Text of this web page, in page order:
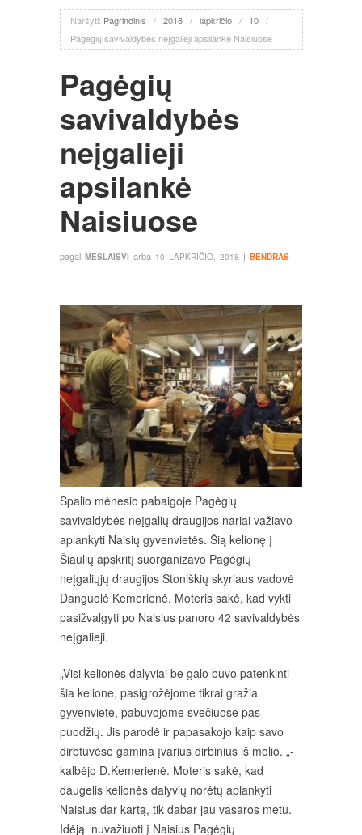
Naršyti: Pagrindinis / 2018 / lapkričio / 10 /
Pagėgių savivaldybės neįgalieji apsilankė Naisiuose
Pagėgių
savivaldybės
neįgalieji
apsilankė
Naisiuose
pagal MESLAISVI arba 10 LAPKRIČIO, 2018 į BENDRAS
Spalio mėnesio pabaigoje Pagėgių
savivaldybės neįgalių draugijos nariai važiavo
aplankyti Naisių gyvenvietės. Šią kelionę į
Šiaulių apskritį suorganizavo Pagėgių
neįgaliųjų draugijos Stoniškių skyriaus vadovė
Danguolė Kemerienė. Moteris sakė, kad vykti
pasižvalgyti po Naisius panoro 42 savivaldybės
neįgalieji.
„Visi kelionės dalyviai be galo buvo patenkinti
šia kelione, pasigrožėjome tikrai gražia
gyvenviete, pabuvojome svečiuose pas
puodžių. Jis parodė ir papasakojo kaip savo
dirbtuvėse gamina įvarius dirbinius iš molio. „-
kalbėjo D.Kemerienė. Moteris sakė, kad
daugelis kelionės dalyvių norėtų aplankyti
Naisius dar kartą, tik dabar jau vasaros metu.
Idėją nuvažiuoti į Naisius Pagėgių